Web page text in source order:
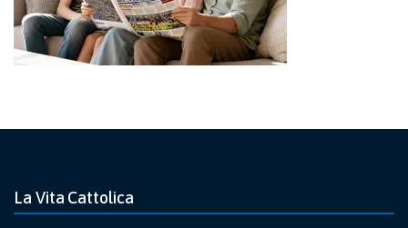
La Vita Cattolica